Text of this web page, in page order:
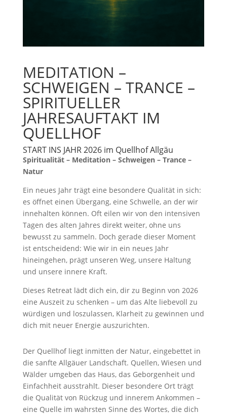
MEDITATION –
SCHWEIGEN – TRANCE –
SPIRITUELLER
JAHRESAUFTAKT IM
QUELLHOF
START INS JAHR 2026 im Quellhof Allgäu
Spiritualität – Meditation – Schweigen – Trance –
Natur
Ein neues Jahr trägt eine besondere Qualität in sich:
es öffnet einen Übergang, eine Schwelle, an der wir
innehalten können. Oft eilen wir von den intensiven
Tagen des alten Jahres direkt weiter, ohne uns
bewusst zu sammeln. Doch gerade dieser Moment
ist entscheidend: Wie wir in ein neues Jahr
hineingehen, prägt unseren Weg, unsere Haltung
und unsere innere Kraft.
Dieses Retreat lädt dich ein, dir zu Beginn von 2026
eine Auszeit zu schenken – um das Alte liebevoll zu
würdigen und loszulassen, Klarheit zu gewinnen und
dich mit neuer Energie auszurichten.
Der Quellhof liegt inmitten der Natur, eingebettet in
die sanfte Allgäuer Landschaft. Quellen, Wiesen und
Wälder umgeben das Haus, das Geborgenheit und
Einfachheit ausstrahlt. Dieser besondere Ort trägt
die Qualität von Rückzug und innerem Ankommen –
eine Quelle im wahrsten Sinne des Wortes, die dich